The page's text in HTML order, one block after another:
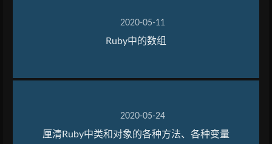
2020-05-11
Ruby中的数组
2020-05-24
厘清Ruby中类和对象的各种方法、各种变量